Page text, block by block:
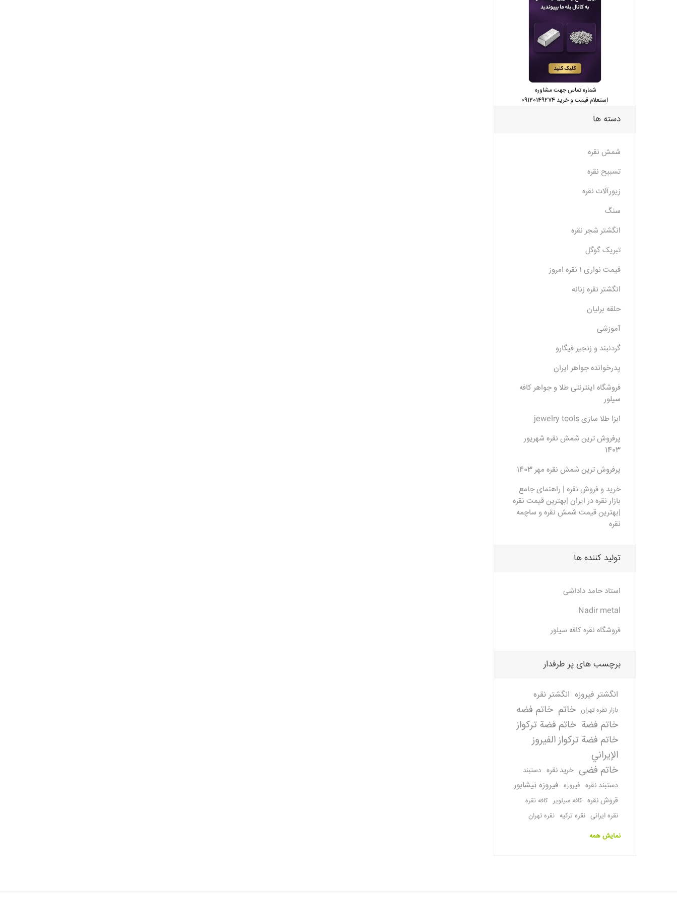
شماره تماس جهت مشاوره
استعلام قیمت و خرید 09120149274
دسته ها
شمش نقره
تسبیح نقره
زیورآلات نقره
سنگ
انگشتر شجر نقره
تبریک گوگل
قیمت نواری 1 نقره امروز
انگشتر نقره زنانه
حلقه برلیان
آموزشی
گردنبند و زنجیر فیگارو
پدرخوانده جواهر ایران
فروشگاه اینترنتی طلا و جواهر کافه
سیلور
ابزا طلا سازی jewelry tools
پرفروش ترین شمش نقره شهریور
1403
پرفروش ترین شمش نقره مهر 1403
خرید و فروش نقره | راهنمای جامع
بازار نقره در ایران |بهترین قیمت نقره
|بهترین قیمت شمش نقره و ساچمه
نقره
تولید کننده ها
استاد حامد داداشی
Nadir metal
فروشگاه نقره کافه سیلور
برچسب های پر طرفدار
انگشتر فیروزه انگشتر نقره
بازار نقره تهران خاتم خاتم فضه
خاتم فضة خاتم فضة تركواز
خاتم فضة تركواز الفيروز
الإيراني
خاتم فضی خرید نقره دستبند
دستبند نقره فیروزه فیروزه نیشابور
قروش نقره کافه سیلویر کافه نقره
نقره ایرانی نقره ترکیه نقره تهران
نمایش همه